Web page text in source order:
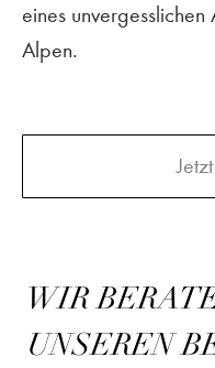
eines
Alpen.
WIR
UNSEREN